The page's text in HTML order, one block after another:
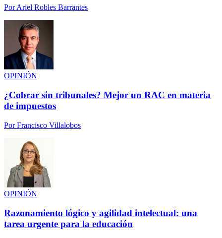
PorAriel Robles Barrantes
OPINIÓN
¿Cobrar sin tribunales? Mejor un RAC en materia
de impuestos
PorFrancisco Villalobos
OPINIÓN
Razonamiento lógico y agilidad intelectual: una
tarea urgente para la educación